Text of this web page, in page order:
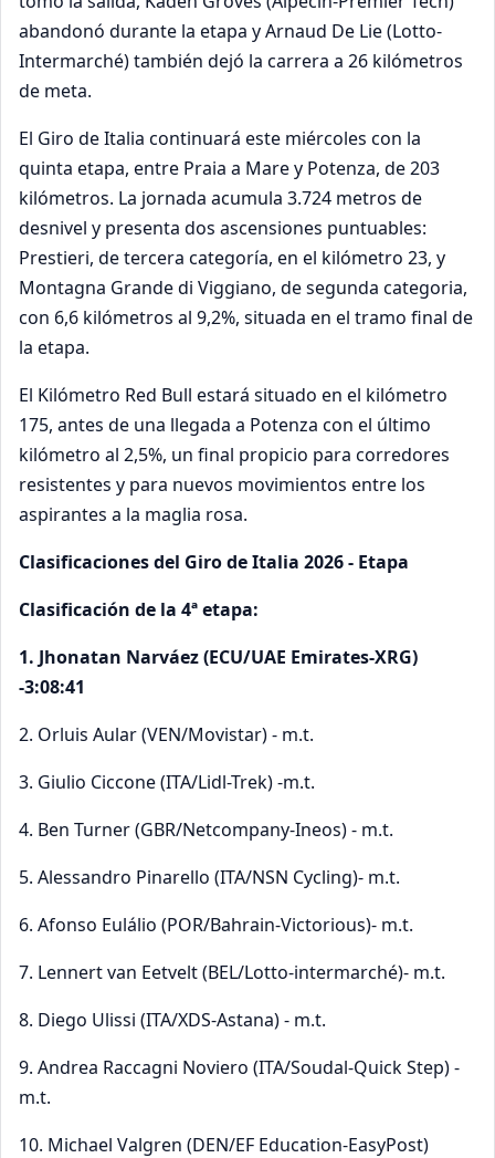
abandonó durante la etapa y Arnaud De Lie (Lotto-
Intermarché) también dejó la carrera a 26 kilómetros
de meta.
El Giro de Italia continuará este miércoles con la
quinta etapa, entre Praia a Mare y Potenza, de 203
kilómetros. La jornada acumula 3.724 metros de
desnivel y presenta dos ascensiones puntuables:
Prestieri, de tercera categoría, en el kilómetro 23, y
Montagna Grande di Viggiano, de segunda categoria,
con 6,6 kilómetros al 9,2%, situada en el tramo final de
la etapa.
El Kilómetro Red Bull estará situado en el kilómetro
175, antes de una llegada a Potenza con el último
kilómetro al 2,5%, un final propicio para corredores
resistentes y para nuevos movimientos entre los
aspirantes a la maglia rosa.
Clasificaciones del Giro de Italia 2026 - Etapa
Clasificación de la 4ª etapa:
1. Jhonatan Narváez (ECU/UAE Emirates-XRG)
-3:08:41
2. Orluis Aular (VEN/Movistar) - m.t.
3. Giulio Ciccone (ITA/Lidl-Trek) -m.t.
4. Ben Turner (GBR/Netcompany-Ineos) - m.t.
5. Alessandro Pinarello (ITA/NSN Cycling)- m.t.
6. Afonso Eulálio (POR/Bahrain-Victorious)- m.t.
7. Lennert van Eetvelt (BEL/Lotto-intermarché)- m.t.
8. Diego Ulissi (ITA/XDS-Astana) - m.t.
9. Andrea Raccagni Noviero (ITA/Soudal-Quick Step) -
m.t.
10. Michael Valgren (DEN/EF Education-EasyPost)